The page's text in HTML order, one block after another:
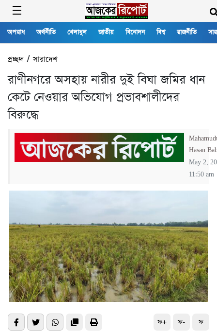
অপরাধ অর্থনীতি খেলাধুল জাতীয় বিনোদন বিশ্ব রাজনীতি
প্রচ্ছদ/সারাদেশ
রাণীনগরে অসহায় নারীর দুই বিঘা জমির ধান
কেটে নেওয়ার অভিযোগ প্রভাবশালীদের
বিরুদ্ধে
Hasan
May 2,
11:50 am
ফ+ ফ- ফ